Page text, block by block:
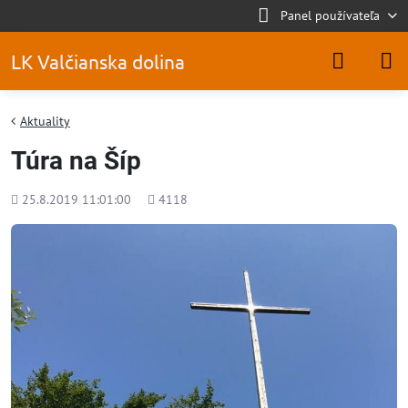
Panel používateľa
LK Valčianska dolina
Aktuality
Túra na Šíp
Pridané
25.8.2019 11:01:00
Počet
4118